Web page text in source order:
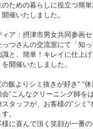
のための暮らしに役立つ簡
開催いたしました。
ィア：摂津市男女共同参画
っつさんの交流室にて「知
識と、簡単！キレイに仕上
を開催いたしました。
の飯よりシミ抜きが好き” ”
会”こんなクリーニング師を
スタッフが、お客様の”シミ”
。
様に喜んで頂く笑顔が一番